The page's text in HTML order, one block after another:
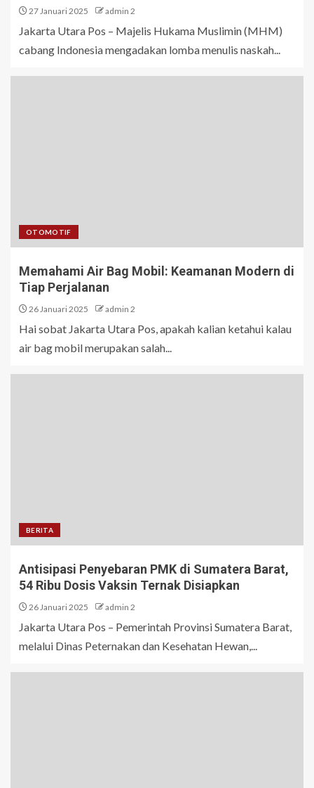
27 Januari 2025 admin 2
Jakarta Utara Pos – Majelis Hukama Muslimin (MHM)
cabang Indonesia mengadakan lomba menulis naskah...
OTOMOTIF
Memahami Air Bag Mobil: Keamanan Modern di
Tiap Perjalanan
26 Januari 2025 admin 2
Hai sobat Jakarta Utara Pos, apakah kalian ketahui kalau
air bag mobil merupakan salah...
BERITA
Antisipasi Penyebaran PMK di Sumatera Barat,
54 Ribu Dosis Vaksin Ternak Disiapkan
26 Januari 2025 admin 2
Jakarta Utara Pos – Pemerintah Provinsi Sumatera Barat,
melalui Dinas Peternakan dan Kesehatan Hewan,...